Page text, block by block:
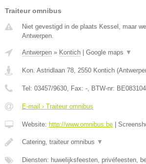
Traiteur omnibus
Niet gevestigd in de plaats Kessel, maar
Antwerpen.
Antwerpen » Kontich Google maps ▼
Kon. Astridlaan 78, 2550 Kontich (
Tel: 03457/9630, Fax: -, BTW-nr:
E-mail › Traiteur omnibus
Website: http://www.omnibus.be
Catering, traiteur omnibus ▼
Diensten: huwelijksfeesten, privéfeesten,